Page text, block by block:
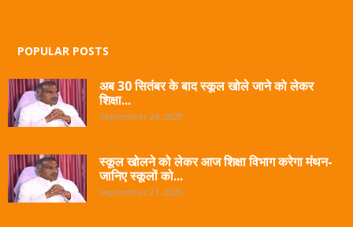
POPULAR POSTS
अब 30 सितंबर के बाद स्कूल खोले जाने को लेकर
शिक्षा...
September 24, 2020
स्कूल खोलने को लेकर आज शिक्षा विभाग करेगा मंथन-
जानिए स्कूलों को...
September 21, 2020